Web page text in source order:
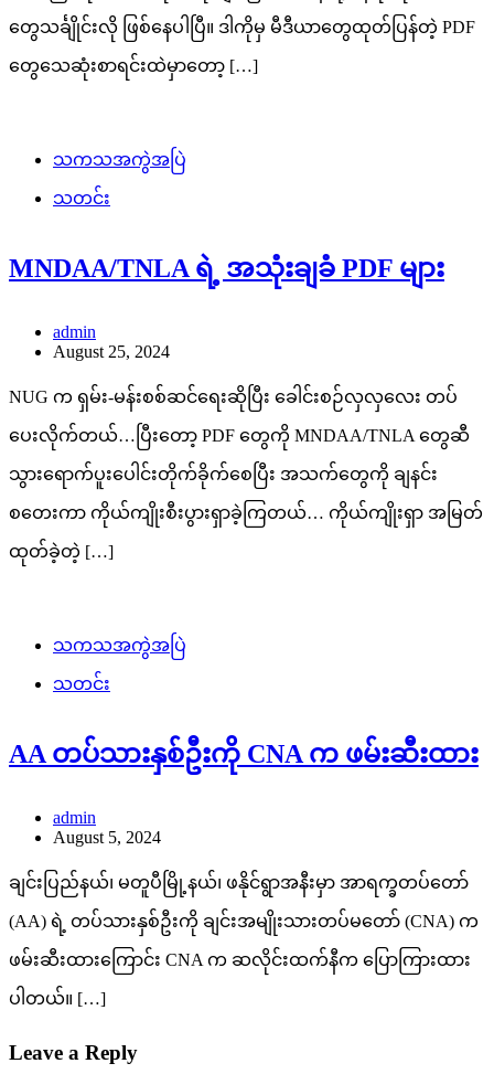
တွေသင်္ချိုင်းလို ဖြစ်နေပါပြီ။ ဒါကိုမှ မီဒီယာတွေထုတ်ပြန်တဲ့ PDF
တွေသေဆုံးစာရင်းထဲမှာတော့ […]
သကသအကွဲအပြဲ
သတင်း
MNDAA/TNLA ရဲ့ အသုံးချခံ PDF များ
admin
August 25, 2024
NUG က ရှမ်း-မန်းစစ်ဆင်ရေးဆိုပြီး ခေါင်းစဉ်လှလှလေး တပ်
ပေးလိုက်တယ်…ပြီးတော့ PDF တွေကို MNDAA/TNLA တွေဆီ
သွားရောက်ပူးပေါင်းတိုက်ခိုက်စေပြီး အသက်တွေကို ချနင်း
စတေးကာ ကိုယ်ကျိုးစီးပွားရှာခဲ့ကြတယ်… ကိုယ်ကျိုးရှာ အမြတ်
ထုတ်ခဲ့တဲ့ […]
သကသအကွဲအပြဲ
သတင်း
AA တပ်သားနှစ်ဦးကို CNA က ဖမ်းဆီးထား
admin
August 5, 2024
ချင်းပြည်နယ်၊ မတူပီမြို့နယ်၊ ဖနိုင်ရွာအနီးမှာ အာရက္ခတပ်တော်
(AA) ရဲ့ တပ်သားနှစ်ဦးကို ချင်းအမျိုးသားတပ်မတော် (CNA) က
ဖမ်းဆီးထားကြောင်း CNA က ဆလိုင်းထက်နီက ပြောကြားထား
ပါတယ်။ […]
Leave a Reply